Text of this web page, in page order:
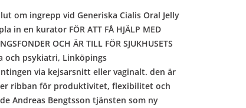
om ingrepp vid Generiska Cialis Oral Jelly
en kurator FÖR ATT FÅ HJÄLP MED
OCH ÄR TILL FÖR SJUKHUSETS
och psykiatri, Linköpings
via kejsarsnitt eller vaginalt. den är
ribban för produktivitet, flexibilitet och
Andreas Bengtsson tjänsten som ny